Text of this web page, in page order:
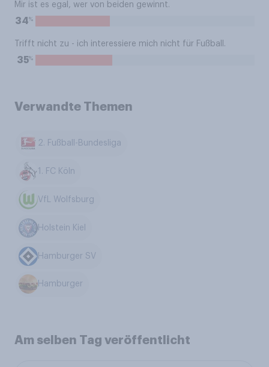
Mir ist es egal, wer von beiden gewinnt.
34%
Trifft nicht zu - ich interessiere mich nicht für Fußball.
35%
Verwandte Themen
2. Fußball-Bundesliga
1. FC Köln
VfL Wolfsburg
Holstein Kiel
Hamburger SV
Hamburger
Am selben Tag veröffentlicht